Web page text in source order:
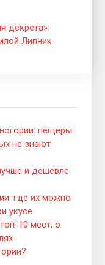
декрета»:
Липник
пещеры
не знают
и дешевле
где их можно
укусе
10 мест, о